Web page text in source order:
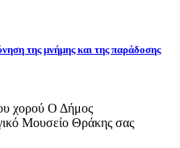
της μνήμης και της παράδοσης
χορού Ο Δήμος
Μουσείο Θράκης σας